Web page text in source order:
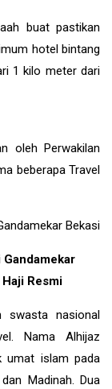
buat pastikan
hotel bintang
1 kilo meter dari
oleh Perwakilan
beberapa Travel
Resmi
swasta nasional
Nama Alhijaz
umat islam pada
Madinah. Dua